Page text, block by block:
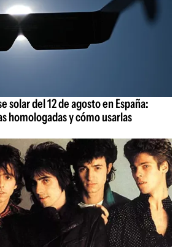
solar del 12 de agosto en España:
homologadas y cómo usarlas